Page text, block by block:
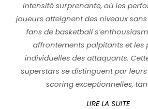
intensité surprenante, où les
joueurs atteignent des niveaux sans
fans de basketball
affrontements palpitants et les
individuelles des attaquants.
superstars se distinguent par
scoring exceptionnelles,
LIRE LA SUITELIRE